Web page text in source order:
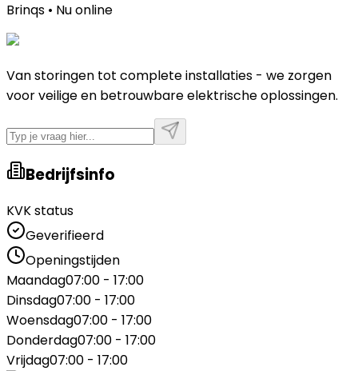
Brinqs • Nu online
Van storingen tot complete installaties - we zorgen
voor veilige en betrouwbare elektrische oplossingen.
Bedrijfsinfo
KVK status
Geverifieerd
Openingstijden
Maandag07:00 - 17:00
Dinsdag07:00 - 17:00
Woensdag07:00 - 17:00
Donderdag07:00 - 17:00
Vrijdag07:00 - 17:00